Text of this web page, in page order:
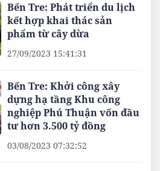
Bến Tre: Phát triển du lịch
kết hợp khai thác sản
phẩm từ cây dừa
27/09/2023 15:41:31
Bến Tre: Khởi công xây
dựng hạ tầng Khu công
nghiệp Phú Thuận vốn đầu
tư hơn 3.500 tỷ đồng
03/08/2023 07:32:52